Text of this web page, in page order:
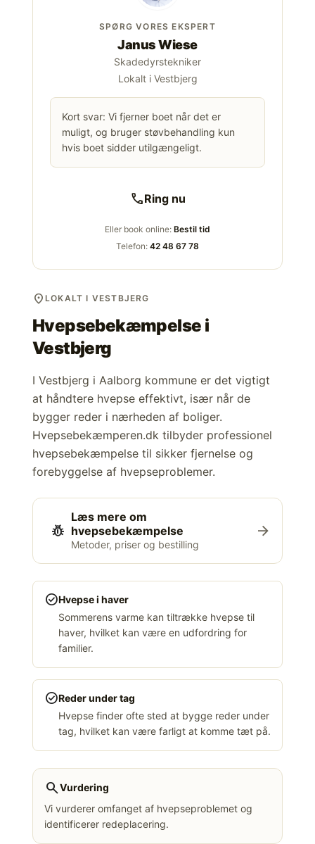
SPØRG VORES EKSPERT
Janus Wiese
Skadedyrstekniker
Lokalt i Vestbjerg
Kort svar: Vi fjerner boet når det er
muligt, og bruger støvbehandling kun
hvis boet sidder utilgængeligt.
callRing nu
Eller book online: Bestil tid
Telefon: 42 48 67 78
location_on LOKALT I VESTBJERG
Hvepsebekæmpelse i
Vestbjerg
I Vestbjerg i Aalborg kommune er det vigtigt
at håndtere hvepse effektivt, især når de
bygger reder i nærheden af boliger.
Hvepsebekæmperen.dk tilbyder professionel
hvepsebekæmpelse til sikker fjernelse og
forebyggelse af hvepseproblemer.
pest_control
Læs mere om
hvepsebekæmpelse
Metoder, priser og bestilling
arrow_forward
check_circleHvepse i haver
Sommerens varme kan tiltrække hvepse til
haver, hvilket kan være en udfordring for
familier.
check_circleReder under tag
Hvepse finder ofte sted at bygge reder under
tag, hvilket kan være farligt at komme tæt på.
searchVurdering
Vi vurderer omfanget af hvepseproblemet og
identificerer redeplacering.